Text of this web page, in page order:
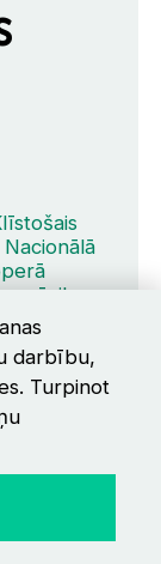
darbību,
Turpinot